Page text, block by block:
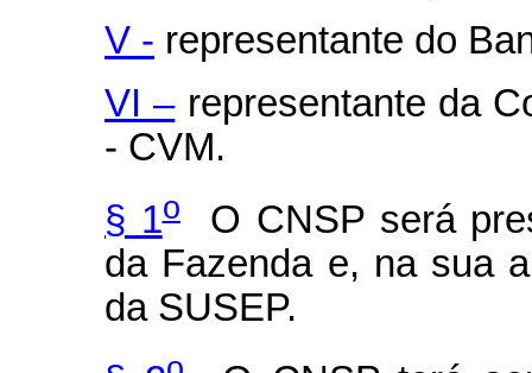
V - representante do
VI –representante da
- CVM.
§ 1oO CNSP será
da Fazenda e, na sua
da SUSEP.